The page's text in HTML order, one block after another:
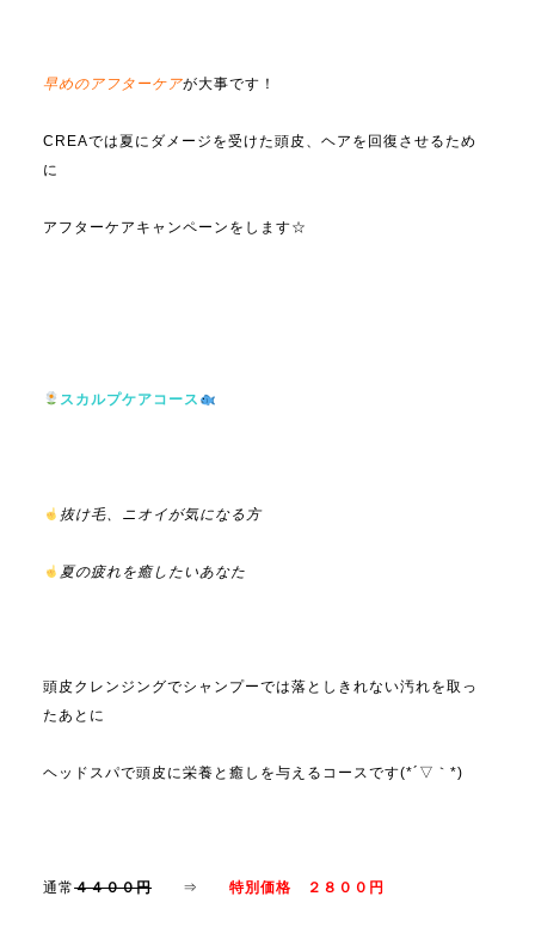
早めのアフターケアが大事です！
CREAでは夏にダメージを受けた頭皮、ヘアを回復させるため
に
アフターケアキャンペーンをします☆
スカルプケアコース
抜け毛、ニオイが気になる方
夏の疲れを癒したいあなた
頭皮クレンジングでシャンプーでは落としきれない汚れを取っ
たあとに
ヘッドスパで頭皮に栄養と癒しを与えるコースです(*´▽｀*)
通常４４００円 ⇒特別価格 ２８００円